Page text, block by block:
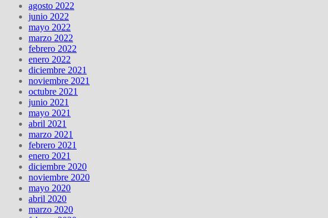
agosto 2022
junio 2022
mayo 2022
marzo 2022
febrero 2022
enero 2022
diciembre 2021
noviembre 2021
octubre 2021
junio 2021
mayo 2021
abril 2021
marzo 2021
febrero 2021
enero 2021
diciembre 2020
noviembre 2020
mayo 2020
abril 2020
marzo 2020